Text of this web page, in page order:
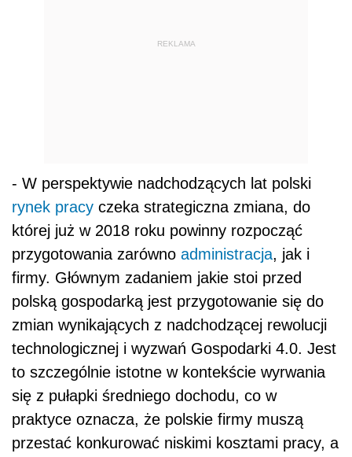
REKLAMA
- W perspektywie nadchodzących lat polski
rynek pracy czeka strategiczna zmiana, do
której już w 2018 roku powinny rozpocząć
przygotowania zarówno administracja, jak i
firmy. Głównym zadaniem jakie stoi przed
polską gospodarką jest przygotowanie się do
zmian wynikających z nadchodzącej rewolucji
technologicznej i wyzwań Gospodarki 4.0. Jest
to szczególnie istotne w kontekście wyrwania
się z pułapki średniego dochodu, co w
praktyce oznacza, że polskie firmy muszą
przestać konkurować niskimi kosztami pracy, a